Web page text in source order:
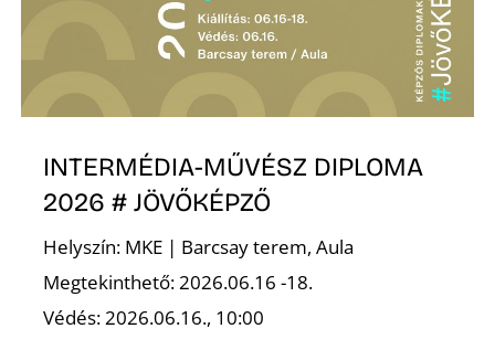
INTERMÉDIA-MŰVÉSZ DIPLOMA
2026 # JÖVŐKÉPZŐ
Helyszín: MKE | Barcsay terem, Aula
Megtekinthető: 2026.06.16 -18.
Védés: 2026.06.16., 10:00